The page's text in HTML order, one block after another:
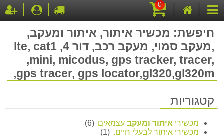
קטגוריותהבית
קניות
0 לקופה
חיפשת: מכשיר איתור, איתור ומעקב,
,מעקב סמוי, מעקב רכב, דור 4, lte, cat1
,mini, micodus, gps tracker, tracer,
gps tracer, gps locator,gl320,gl320m,
קטגוריות
מכשירי איתור ומעקב עצמאים (6)
מכשירי איתור לבעלי חיים. (1)